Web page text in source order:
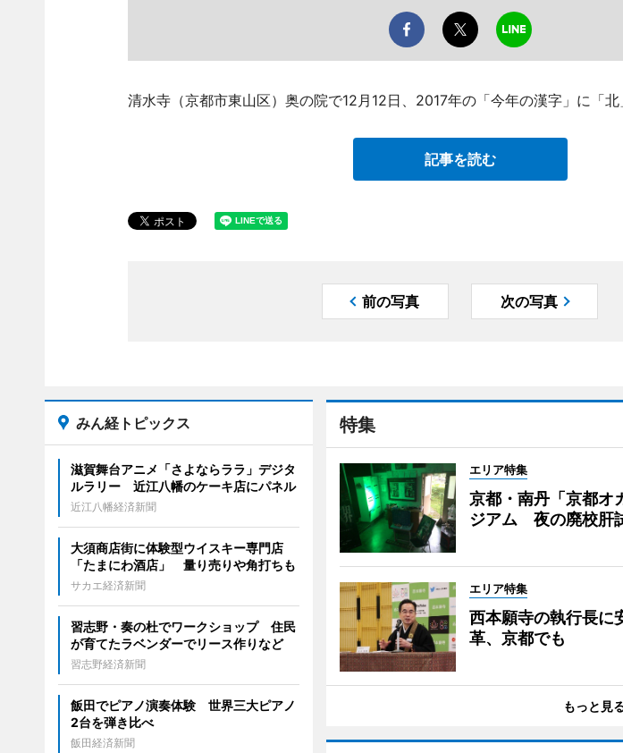
清水寺（京都市東山区）奥の院で12月12日、2017年の「今年の漢字」に「北
記事を読む
前の写真 次の写真
特集
エリア特集
京都・南丹「京都オ
ジアム 夜の廃校肝
エリア特集
西本願寺の執行長
革、京都でも
もっと見
みん経トピックス
滋賀舞台アニメ「さよならララ」デジタ
ルラリー 近江八幡のケーキ店にパネル
近江八幡経済新聞
大須商店街に体験型ウイスキー専門店
「たまにわ酒店」 量り売りや角打ちも
サカエ経済新聞
習志野・奏の杜でワークショップ 住民
が育てたラベンダーでリース作りなど
習志野経済新聞
飯田でピアノ演奏体験 世界三大ピアノ
2台を弾き比べ
飯田経済新聞